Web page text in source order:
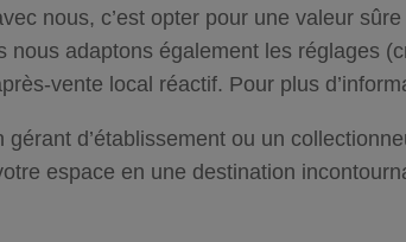
nous, c’est opter pour une valeur
nous adaptons également les réglages
vente local réactif. Pour plus
gérant d’établissement ou un
espace en une destination